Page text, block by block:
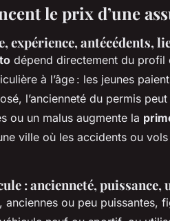
le prix d’une
expérience, antécédents,
dépend directement du profil
à l’âge : les jeunes
l’ancienneté du permis
ou un malus augmente la
ville où les accidents ou
: ancienneté, puissance,
anciennes ou peu puissantes,